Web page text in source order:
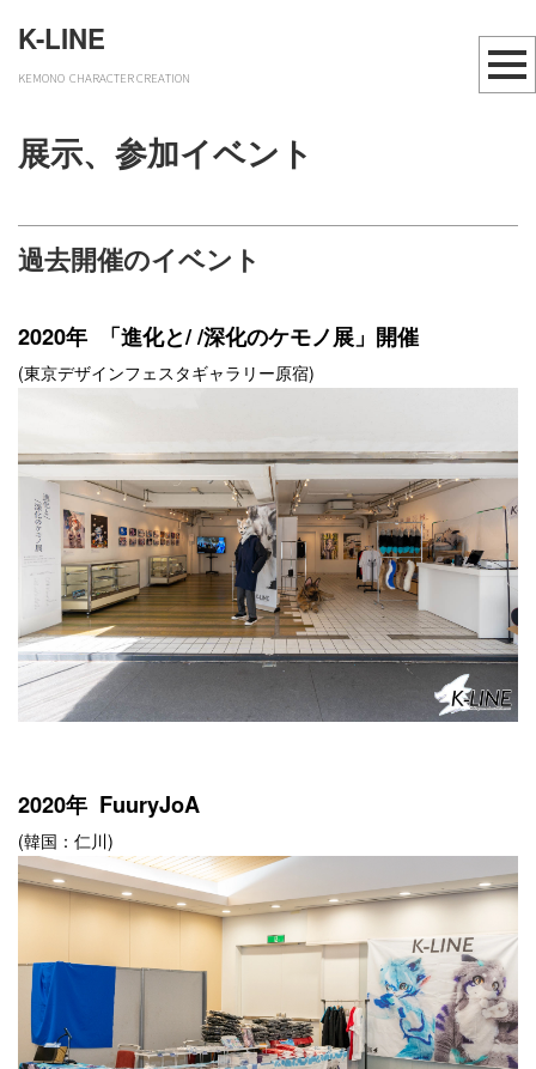
K-LINE
KEMONO CHARACTER CREATION
展示、参加イベント
過去開催のイベント
2020年 「進化と/ /深化のケモノ展」開催
(東京デザインフェスタギャラリー原宿)
2020年 FuuryJoA
(韓国：仁川)